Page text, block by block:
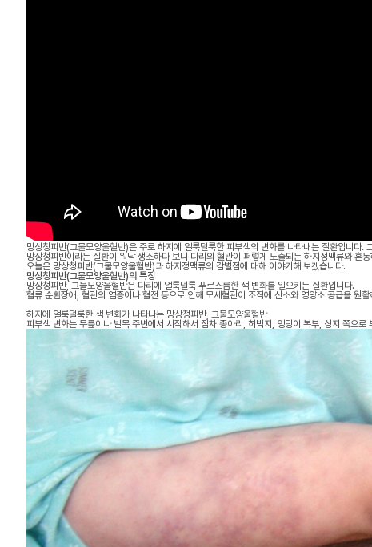
망상청피반(그물모양울혈반)은 주로 하지에 얼룩덜룩한 피부색의 변화를 나타내는 질환입니다
망상청피반이라는 질환이 워낙 생소하다 보니 다리의 혈관이 퍼렇게 노출되는 하지정맥류와 혼
오늘은 망상청피반(그물모양울혈반)과 하지정맥류의 감별점에 대해 이야기해 보겠습니다.
망상청피반(그물모양울혈반)의 특징
망상청피반, 그물모양울혈반은 다리에 얼룩덜룩 푸르스름한 색 변화를 일으키는 질환입니다.
혈류 순환장애, 혈관의 염증이나 혈전 등으로 인해 모세혈관이 조직에 산소와 영양소 공급을 원
하지에 얼룩덜룩한 색 변화가 나타나는 망상청피반, 그물모양울혈반
피부색 변화는 무릎이나 발목 주변에서 시작해서 점차 종아리, 허벅지, 엉덩이 복부, 상지 쪽으로